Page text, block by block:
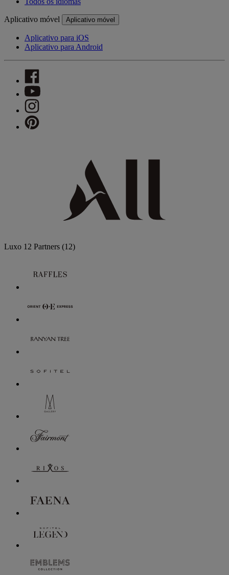
Aplicativo móvel Aplicativo móvel
Aplicativo para iOS
Aplicativo para Android
Luxo 12 Partners (12)